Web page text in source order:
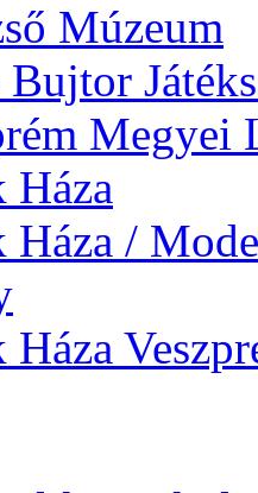
Múzeum
Megyei
Háza
Háza /
Háza